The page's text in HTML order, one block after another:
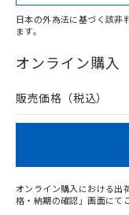
在庫等で未対応品
問い合わせください
日本の外為法に基づく該非
ます。
オンライン購入
販売価格（税込）
オンライン購入における出
格・納期の確認」画面にて